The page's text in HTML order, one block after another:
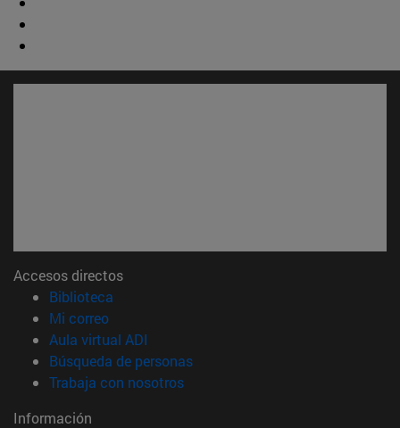
Accesos directos
Biblioteca
Mi correo(abre en nueva ventana)
Aula virtual ADI
Búsqueda de personas(abre en nueva ventana)
Trabaja con nosotros(abre en nueva ventana)
Información